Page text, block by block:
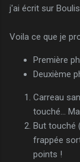
j'ai écrit sur
Voila ce que je
Première
Deuxième
Carreau
touché...
But touché
frappée
points !